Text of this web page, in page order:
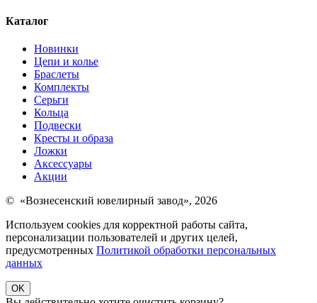
Каталог
Новинки
Цепи и колье
Браслеты
Комплекты
Серьги
Кольца
Подвески
Кресты и образа
Ложки
Аксессуары
Акции
© «Вознесенский ювелирный завод», 2026
Используем cookies для корректной работы сайта,
персонализации пользователей и других целей,
предусмотренных Политикой обработки персональных
данных
OK